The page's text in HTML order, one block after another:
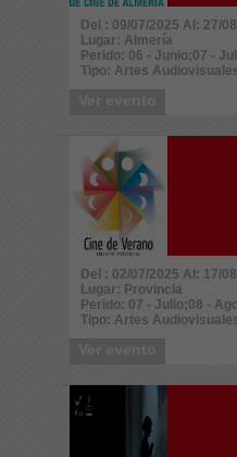
Del : 09/07/2025 Al: 27/
Lugar: Almería
Perido: 06 - Junio;07 -
Tipo: Artes
Del : 02/07/2025 Al: 17/
Lugar: Provincia
Perido: 07 - Julio;08 -
Tipo: Artes